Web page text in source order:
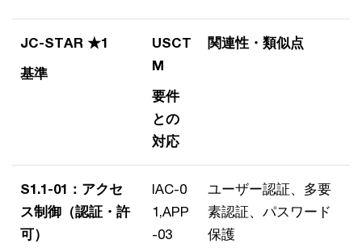
JC-STAR ★1
基準
USCT
M
要件
との
対応
関連性・類似点
S1.1-01：アクセ
ス制御（認証・許
可）
IAC-0
1,APP
-03
ユーザー認証、多要
素認証、パスワード
保護